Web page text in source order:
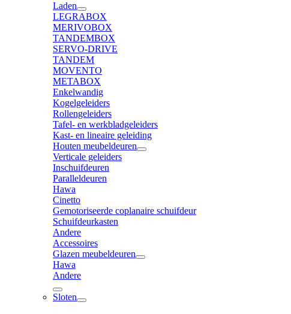
Laden
LEGRABOX
MERIVOBOX
TANDEMBOX
SERVO-DRIVE
TANDEM
MOVENTO
METABOX
Enkelwandig
Kogelgeleiders
Rollengeleiders
Tafel- en werkbladgeleiders
Kast- en lineaire geleiding
Houten meubeldeuren
Verticale geleiders
Inschuifdeuren
Paralleldeuren
Hawa
Cinetto
Gemotoriseerde coplanaire schuifdeur
Schuifdeurkasten
Andere
Accessoires
Glazen meubeldeuren
Hawa
Andere
Sloten